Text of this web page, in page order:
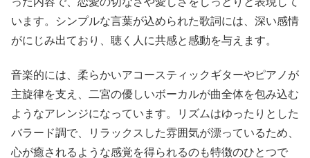
います。シンプルな言葉が込められた歌詞には、深い感情
がにじみ出ており、聴く人に共感と感動を与えます。
音楽的には、柔らかいアコースティックギターやピアノが
主旋律を支え、二宮の優しいボーカルが曲全体を包み込む
ようなアレンジになっています。リズムはゆったりとした
バラード調で、リラックスした雰囲気が漂っているため、
心が癒されるような感覚を得られるのも特徴のひとつで